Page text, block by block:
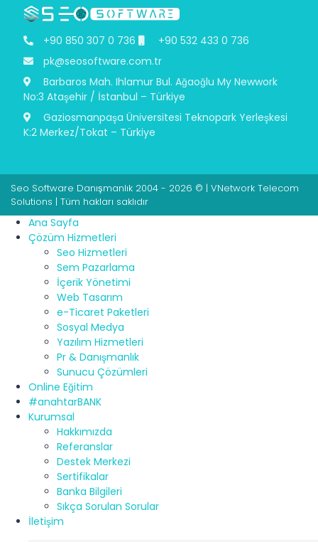
+90 850 307 0 736
+90 532 433 0 736
pk@seosoftware.com.tr
Barbaros Mah. Ihlamur Bul. Ağaoğlu My Newwork
No:3 Ataşehir / İstanbul – Türkiye
Gaziosmanpaşa Üniversitesi Teknopark Yerleşkesi
K:2 Merkez/Tokat – Türkiye
Seo Software Danışmanlık 2004 - 2026 © | VNetwork Telecom
Solutions | Tüm hakları saklıdır
Ana Sayfa
Çözüm Hizmetleri
Seo Hizmetleri
Sem Pazarlama
İçerik Yönetimi
Web Tasarım
e-Ticaret Paketleri
Sosyal Medya
Yazılım Hizmetleri
Pr & Danışmanlık
Sunucu Çözümleri
Online Eğitim
#anahtarBANK
Kurumsal
Hakkımızda
Referanslar
Destek Merkezi
Sertifikalar
Banka Bilgileri
Sıkça Sorulan Sorular
İletişim